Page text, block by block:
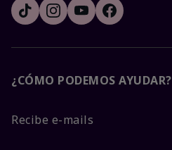
¿CÓMO PODEMOS AYUDAR?
Recibe e-mails